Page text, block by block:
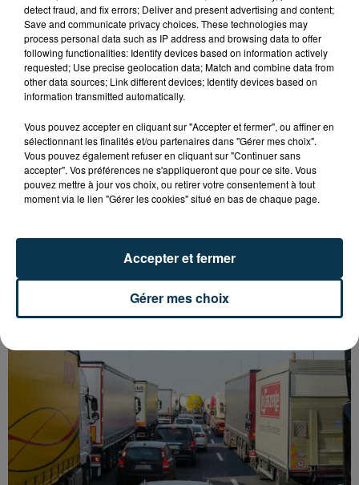
L’ASSE RÉDUIT FACE À SOCHAUX, UNE
PREMIÈRE VICTOIRE POUR NOS VERTS ?
detect fraud, and fix errors; Deliver and present advertising and content;
Save and communicate privacy choices. These technologies may
process personal data such as IP address and browsing data to offer
following functionalities: Identify devices based on information actively
requested; Use precise geolocation data; Match and combine data from
other data sources; Link different devices; Identify devices based on
information transmitted automatically.
Vous pouvez accepter en cliquant sur "Accepter et fermer", ou affiner en
sélectionnant les finalités et/ou partenaires dans "Gérer mes choix".
Vous pouvez également refuser en cliquant sur "Continuer sans
accepter". Vos préférences ne s'appliqueront que pour ce site. Vous
pouvez mettre à jour vos choix, ou retirer votre consentement à tout
moment via le lien "Gérer les cookies" situé en bas de chaque page.
Gérer mes choix
Accepter et fermer